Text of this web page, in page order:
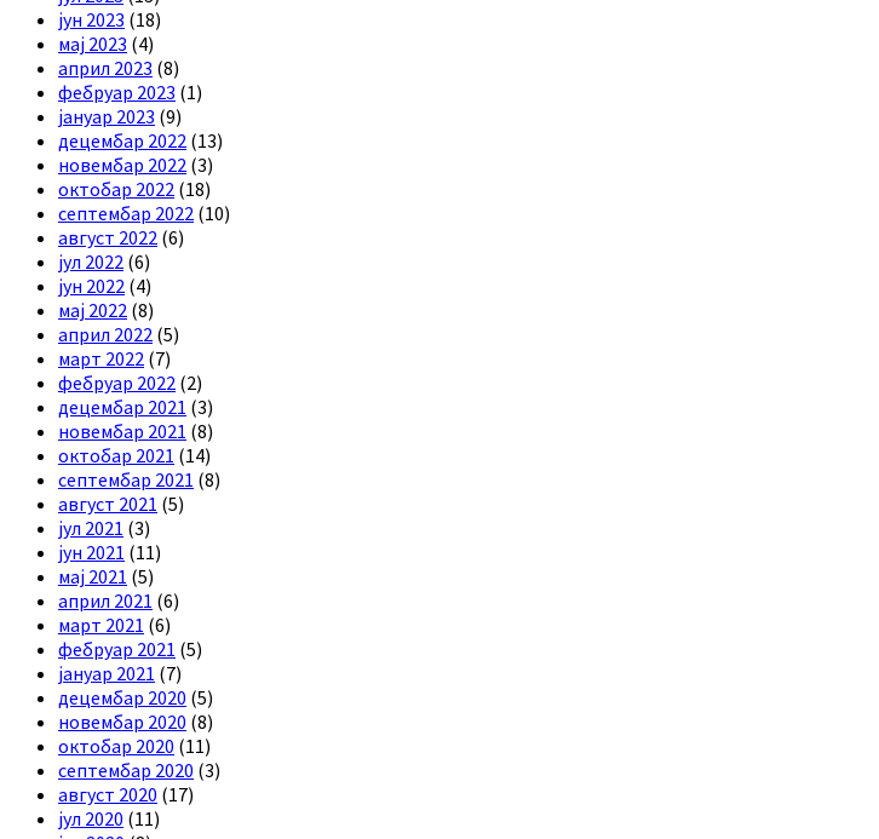
јун 2023 (18)
мај 2023 (4)
април 2023 (8)
фебруар 2023 (1)
јануар 2023 (9)
децембар 2022 (13)
новембар 2022 (3)
октобар 2022 (18)
септембар 2022 (10)
август 2022 (6)
јул 2022 (6)
јун 2022 (4)
мај 2022 (8)
април 2022 (5)
март 2022 (7)
фебруар 2022 (2)
децембар 2021 (3)
новембар 2021 (8)
октобар 2021 (14)
септембар 2021 (8)
август 2021 (5)
јул 2021 (3)
јун 2021 (11)
мај 2021 (5)
април 2021 (6)
март 2021 (6)
фебруар 2021 (5)
јануар 2021 (7)
децембар 2020 (5)
новембар 2020 (8)
октобар 2020 (11)
септембар 2020 (3)
август 2020 (17)
јул 2020 (11)